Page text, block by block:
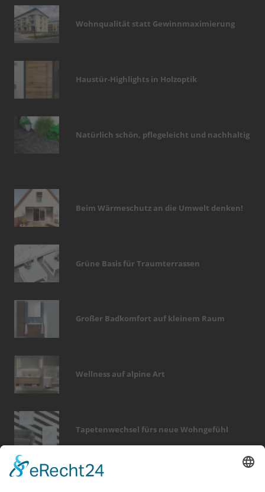
Wohnqualität statt Gewinnmaximierung
Haustür-Highlights in Holzoptik
Natürlich schön, pflegeleicht und nachhaltig
Beim Wärmeschutz an die Umwelt denken!
Grüne Basis für Traumterrassen
Großer Badkomfort auf kleinem Raum
Wellness auf alpine Art
Tapetenwechsel fürs neue Wohngefühl